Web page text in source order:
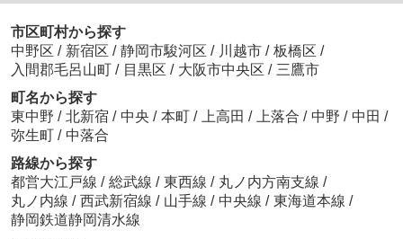
市区町村から探す
中野区 / 新宿区 / 静岡市駿河区 / 川越市 / 板橋区 /
入間郡毛呂山町 / 目黒区 / 大阪市中央区 / 三鷹市
町名から探す
東中野 / 北新宿 / 中央 / 本町 / 上高田 / 上落合 / 中野 / 中田 /
弥生町 / 中落合
路線から探す
都営大江戸線 / 総武線 / 東西線 / 丸ノ内方南支線 /
丸ノ内線 / 西武新宿線 / 山手線 / 中央線 / 東海道本線 /
静岡鉄道静岡清水線